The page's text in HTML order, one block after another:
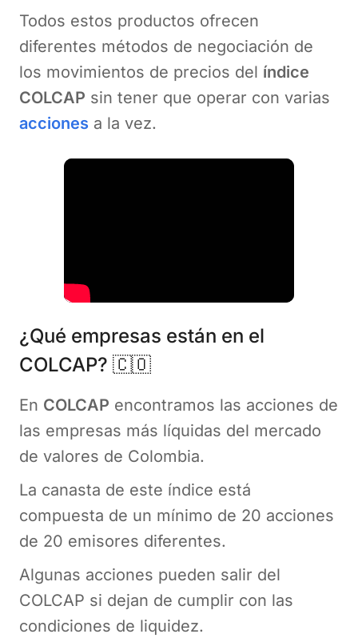
Todos estos productos ofrecen
diferentes métodos de negociación de
los movimientos de precios del índice
COLCAP sin tener que operar con varias
acciones a la vez.
¿Qué empresas están en el
COLCAP? 🇨🇴
En COLCAP encontramos las acciones de
las empresas más líquidas del mercado
de valores de Colombia.
La canasta de este índice está
compuesta de un mínimo de 20 acciones
de 20 emisores diferentes.
Algunas acciones pueden salir del
COLCAP si dejan de cumplir con las
condiciones de liquidez.